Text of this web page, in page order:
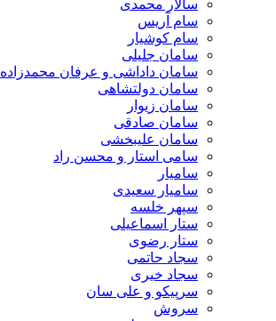
سالار محمدی
سام آریس
سام کوشیار
سامان جلیلی
سامان داداشی و عرفان محمدزاده
سامان دولتشاهی
سامان زیوار
سامان صادقی
سامان علیبخشی
سامی استار و محسن راد
سامیار
سامیار سعیدی
سپهر خلسه
ستار اسماعیلی
ستار رضوی
سجاد حاتمی
سجاد خیری
سرپیکو و علی سان
سروش